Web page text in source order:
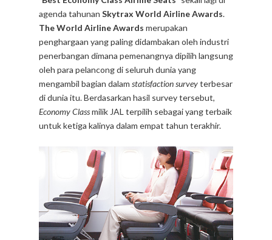
agenda tahunan Skytrax World Airline Awards.
The World Airline Awards merupakan
penghargaan yang paling didambakan oleh industri
penerbangan dimana pemenangnya dipilih langsung
oleh para pelancong di seluruh dunia yang
mengambil bagian dalam statisfaction surveyterbesar
di dunia itu. Berdasarkan hasil survey tersebut,
Economy Classmilik JAL terpilih sebagai yang terbaik
untuk ketiga kalinya dalam empat tahun terakhir.